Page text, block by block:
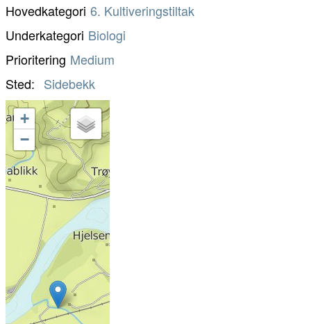
Hovedkategori 6. Kultiveringstiltak
Underkategori Biologi
Prioritering Medium
Sted
Sidebekk
+
−